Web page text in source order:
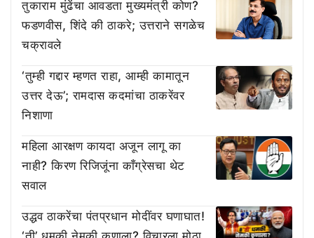
तुकाराम मुंढेंचा आवडता मुख्यमंत्री कोण?
फडणवीस, शिंदे की ठाकरे; उत्तराने सगळेच
चक्रावले
‘तुम्ही गद्दार म्हणत राहा, आम्ही कामातून
उत्तर देऊ’; रामदास कदमांचा ठाकरेंवर
निशाणा
महिला आरक्षण कायदा अजून लागू का
नाही? किरण रिजिजूंना काँग्रेसचा थेट
सवाल
उद्धव ठाकरेंचा पंतप्रधान मोदींवर घणाघात!